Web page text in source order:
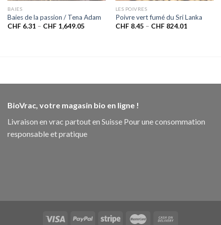
BAIES
Baies de la passion / Tena Adam
CHF 6.31 – CHF 1,649.05
LES POIVRES
Poivre vert fumé du Sri Lanka
CHF 8.45 – CHF 824.01
BioVrac, votre magasin bio en ligne !
Livraison en vrac partout en Suisse Pour une consommation
responsable et pratique